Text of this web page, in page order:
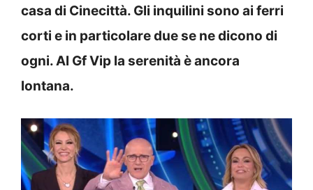
casa di Cinecittà. Gli inquilini sono ai ferri
corti e in particolare due se ne dicono di
ogni. Al Gf Vip la serenità è ancora
lontana.